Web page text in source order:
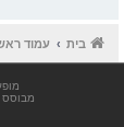
בית עמוד
מבוסס